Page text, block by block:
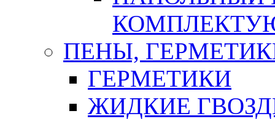
ПЕНЫ,
ГЕРМЕТИКИ
ЖИДКИЕ